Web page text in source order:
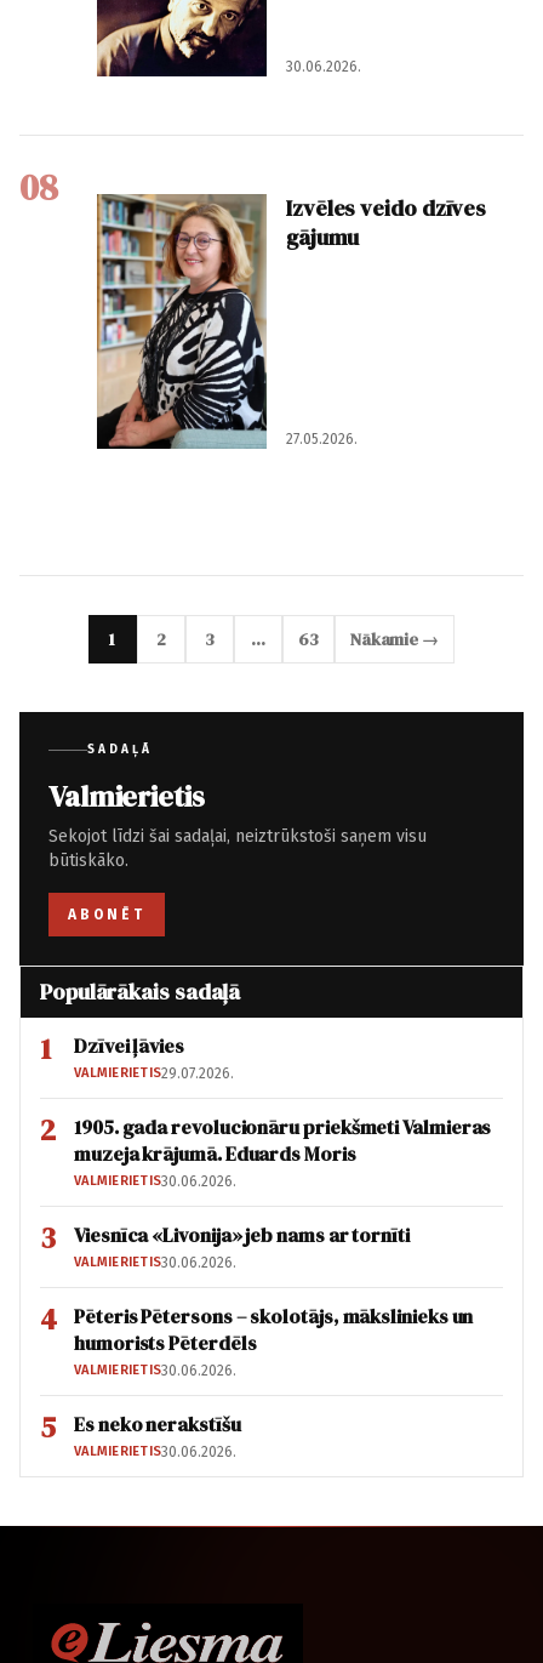
30.06.2026.
08
Izvēles veido dzīves
gājumu
27.05.2026.
1 2 3 … 63 Nākamie →
SADAĻĀ
Valmierietis
Sekojot līdzi šai sadaļai, neiztrūkstoši saņem visu
būtiskāko.
ABONĒT
Populārākais sadaļā
1 Dzīvei ļāvies
VALMIERIETIS29.07.2026.
2
1905. gada revolucionāru priekšmeti Valmieras
muzeja krājumā. Eduards Moris
VALMIERIETIS30.06.2026.
3 Viesnīca «Livonija» jeb nams ar tornīti
VALMIERIETIS30.06.2026.
4
Pēteris Pētersons – skolotājs, mākslinieks un
humorists Pēterdēls
VALMIERIETIS30.06.2026.
5 Es neko nerakstīšu
VALMIERIETIS30.06.2026.